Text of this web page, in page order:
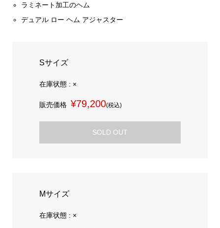
ラミネート加工のヘム
デュアル ロー ヘム アジャスター
Sサイズ
在庫状態 : ×
販売価格 ¥79,200(税込)
SOLD OUT
Mサイズ
在庫状態 : ×